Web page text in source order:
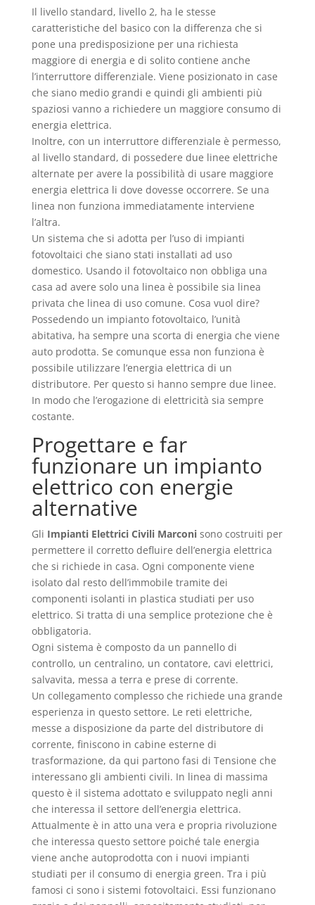
Il livello standard, livello 2, ha le stesse
caratteristiche del basico con la differenza che si
pone una predisposizione per una richiesta
maggiore di energia e di solito contiene anche
l’interruttore differenziale. Viene posizionato in case
che siano medio grandi e quindi gli ambienti più
spaziosi vanno a richiedere un maggiore consumo di
energia elettrica.
Inoltre, con un interruttore differenziale è permesso,
al livello standard, di possedere due linee elettriche
alternate per avere la possibilità di usare maggiore
energia elettrica li dove dovesse occorrere. Se una
linea non funziona immediatamente interviene
l’altra.
Un sistema che si adotta per l’uso di impianti
fotovoltaici che siano stati installati ad uso
domestico. Usando il fotovoltaico non obbliga una
casa ad avere solo una linea è possibile sia linea
privata che linea di uso comune. Cosa vuol dire?
Possedendo un impianto fotovoltaico, l’unità
abitativa, ha sempre una scorta di energia che viene
auto prodotta. Se comunque essa non funziona è
possibile utilizzare l’energia elettrica di un
distributore. Per questo si hanno sempre due linee.
In modo che l’erogazione di elettricità sia sempre
costante.
Progettare e far
funzionare un impianto
elettrico con energie
alternative
Gli Impianti Elettrici Civili Marconisono costruiti per
permettere il corretto defluire dell’energia elettrica
che si richiede in casa. Ogni componente viene
isolato dal resto dell’immobile tramite dei
componenti isolanti in plastica studiati per uso
elettrico. Si tratta di una semplice protezione che è
obbligatoria.
Ogni sistema è composto da un pannello di
controllo, un centralino, un contatore, cavi elettrici,
salvavita, messa a terra e prese di corrente.
Un collegamento complesso che richiede una grande
esperienza in questo settore. Le reti elettriche,
messe a disposizione da parte del distributore di
corrente, finiscono in cabine esterne di
trasformazione, da qui partono fasi di Tensione che
interessano gli ambienti civili. In linea di massima
questo è il sistema adottato e sviluppato negli anni
che interessa il settore dell’energia elettrica.
Attualmente è in atto una vera e propria rivoluzione
che interessa questo settore poiché tale energia
viene anche autoprodotta con i nuovi impianti
studiati per il consumo di energia green. Tra i più
famosi ci sono i sistemi fotovoltaici. Essi funzionano